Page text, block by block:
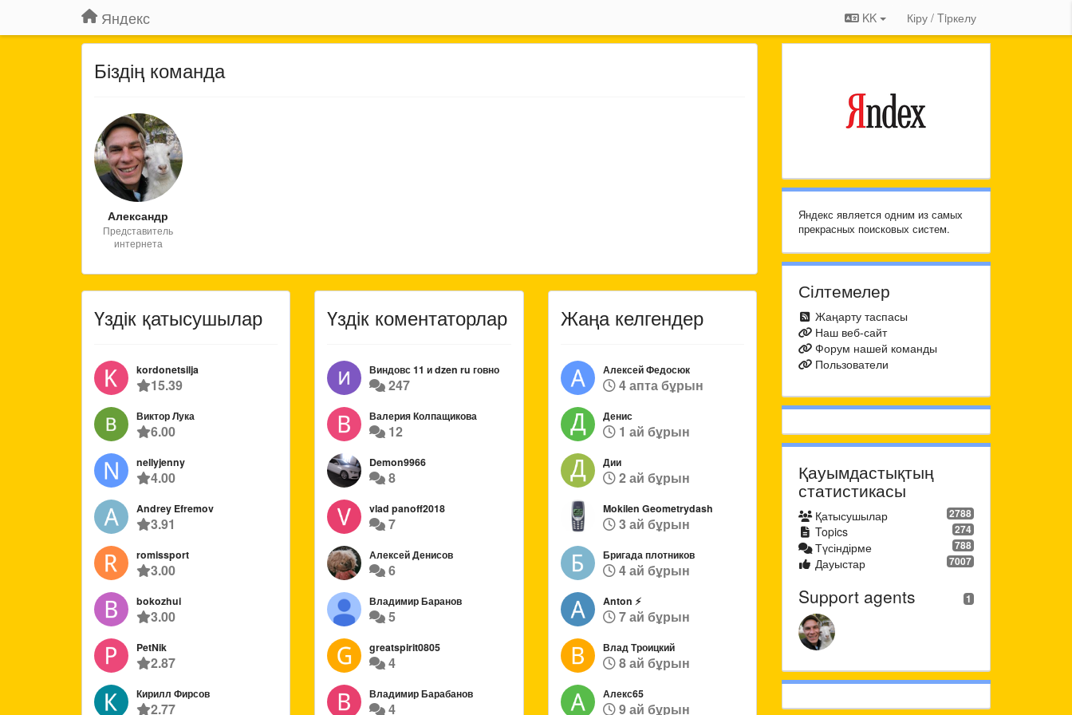
Яндекс KK Кіру / Tiркелу
Біздің команда
Александр
Представитель
интернета
Үздік қатысушылар
kordonetsilja
15.39
Виктор Лука
6.00
nellyjenny
4.00
Andrey Efremov
3.91
romissport
3.00
bokozhui
3.00
PetNik
2.87
Кирилл Фирсов
2.77
Үздік коментаторлар
Виндовс 11 и dzen ru говно
247
Валерия Колпащикова
12
Demon9966
8
vlad panoff2018
7
Алексей Денисов
6
Владимир Баранов
5
greatspirit0805
4
Владимир Барабанов
4
Жаңа келгендер
Алексей Федосюк
4 апта бұрын
Денис
1 ай бұрын
Дии
2 ай бұрын
Mokilen Geometrydash
3 ай бұрын
Бригада плотников
4 ай бұрын
Anton ⚡️
7 ай бұрын
Влад Троицкий
8 ай бұрын
Алекс65
9 ай бұрын
Яндекс является одним из самых
прекрасных поисковых систем.
Сілтемелер
Жаңарту таспасы
Наш веб-сайт
Форум нашей команды
Пользователи
Қауымдастықтың
статистикасы
2788
Қатысушылар
274
Topics
788
Түсіндірме
7007
Дауыстар
1
Support agents